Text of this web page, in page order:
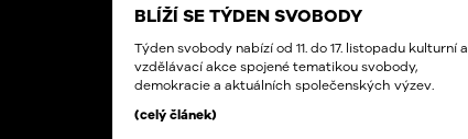
BLÍŽÍ SE TÝDEN SVOBODY
Týden svobody nabízí od 11. do 17. listopadu kulturní a
vzdělávací akce spojené tematikou svobody,
demokracie a aktuálních společenských výzev.
(celý článek)